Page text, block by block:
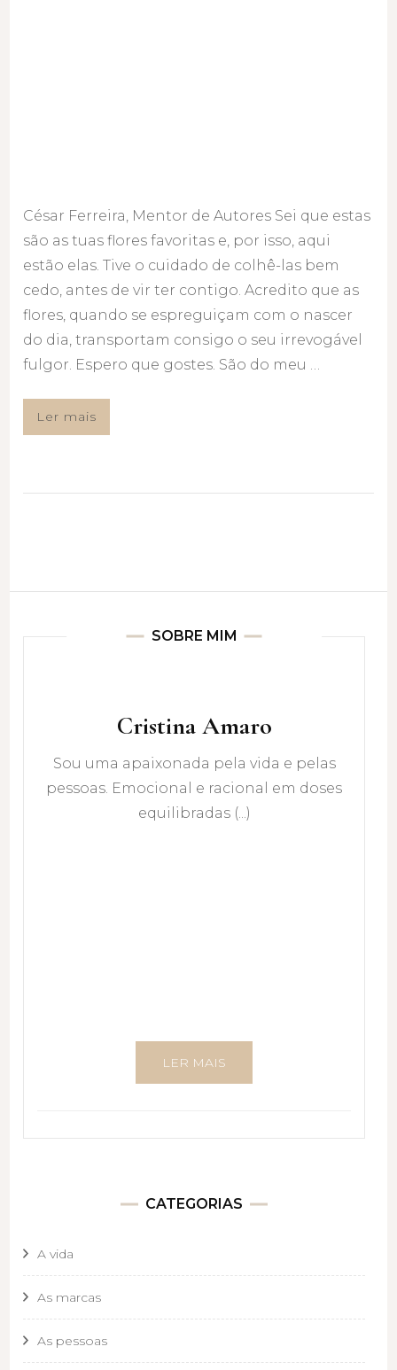
César Ferreira, Mentor de Autores Sei que estas
são as tuas flores favoritas e, por isso, aqui
estão elas. Tive o cuidado de colhê-las bem
cedo, antes de vir ter contigo. Acredito que as
flores, quando se espreguiçam com o nascer
do dia, transportam consigo o seu irrevogável
fulgor. Espero que gostes. São do meu …
Ler mais
SOBRE MIM
Cristina Amaro
Sou uma apaixonada pela vida e pelas
pessoas. Emocional e racional em doses
equilibradas (...)
LER MAIS
CATEGORIAS
A vida
As marcas
As pessoas